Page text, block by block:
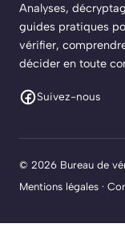
Analyses,
guides pratiques
vérifier,
décider en toute
Suivez-nous
© 2026 Bureau de
Mentions légales ·